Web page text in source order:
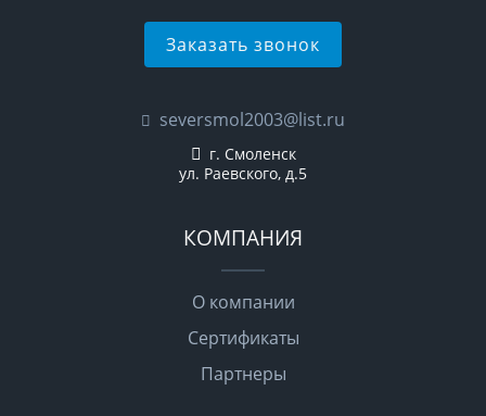
Заказать звонок
seversmol2003@list.ru
г. Смоленск
ул. Раевского, д.5
КОМПАНИЯ
О компании
Сертификаты
Партнеры